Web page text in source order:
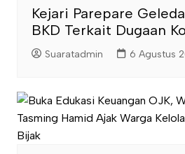
Kejari Parepare
BKD Terkait Dugaan
Suaratadmin 6 Agustus